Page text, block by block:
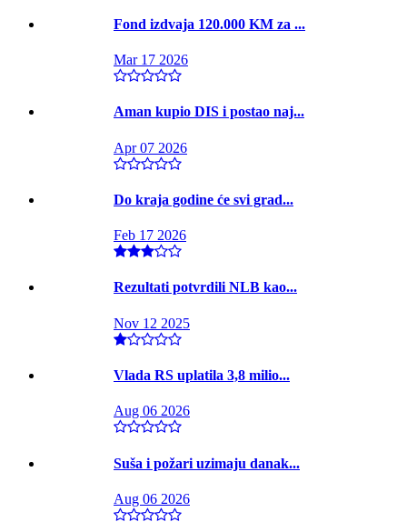
Fond izdvaja 120.000 KM za ...
Mar 17 2026
Aman kupio DIS i postao naj...
Apr 07 2026
Do kraja godine će svi grad...
Feb 17 2026
Rezultati potvrdili NLB kao...
Nov 12 2025
Vlada RS uplatila 3,8 milio...
Aug 06 2026
Suša i požari uzimaju danak...
Aug 06 2026